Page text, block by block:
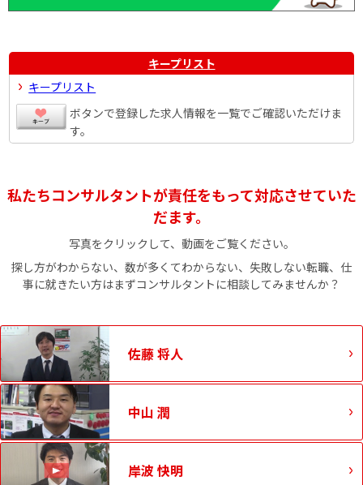
キープリスト
キープリスト
ボタンで登録した求人情報を一覧でご確認いただけま
す。
私たちコンサルタントが責任をもって対応させていた
だます。
写真をクリックして、動画をご覧ください。
探し方がわからない、数が多くてわからない、失敗しない転職、仕
事に就きたい方はまずコンサルタントに相談してみませんか？
佐藤 将人
中山 潤
岸波 快明